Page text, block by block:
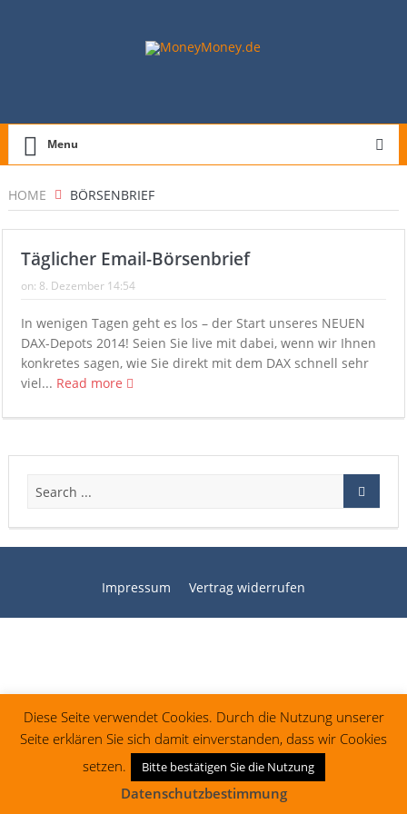
Menu
HOME BÖRSENBRIEF
Täglicher Email-Börsenbrief
on: 8. Dezember 14:54
In wenigen Tagen geht es los – der Start unseres NEUEN
DAX-Depots 2014! Seien Sie live mit dabei, wenn wir Ihnen
konkretes sagen, wie Sie direkt mit dem DAX schnell sehr
viel... Read more
Impressum Vertrag widerrufen
Diese Seite verwendet Cookies. Durch die Nutzung unserer
Seite erklären Sie sich damit einverstanden, dass wir Cookies
setzen.
Bitte bestätigen Sie die Nutzung
Datenschutzbestimmung